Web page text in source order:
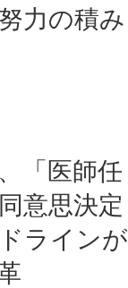
力の積み
「医師任
意思決定
ラインが